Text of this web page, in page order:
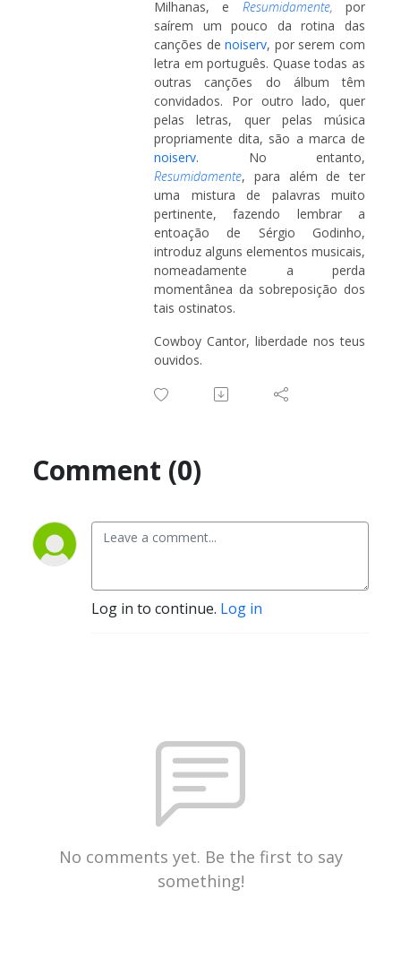
Milhanas, e Resumidamente, por
saírem um pouco da rotina das
canções denoiserv, por serem com
letra em português. Quase todas as
outras canções do álbum têm
convidados. Por outro lado, quer
pelas letras, quer pelas música
propriamente dita, são a marca de
noiserv. No entanto,
Resumidamente, para além de ter
uma mistura de palavras muito
pertinente, fazendo lembrar a
entoação de Sérgio Godinho,
introduz alguns elementos musicais,
nomeadamente a perda
momentânea da sobreposição dos
tais ostinatos.
Cowboy Cantor, liberdade nos teus
ouvidos.
Comment (0)
Log in to continue. Log in
No comments yet. Be the first to say
something!